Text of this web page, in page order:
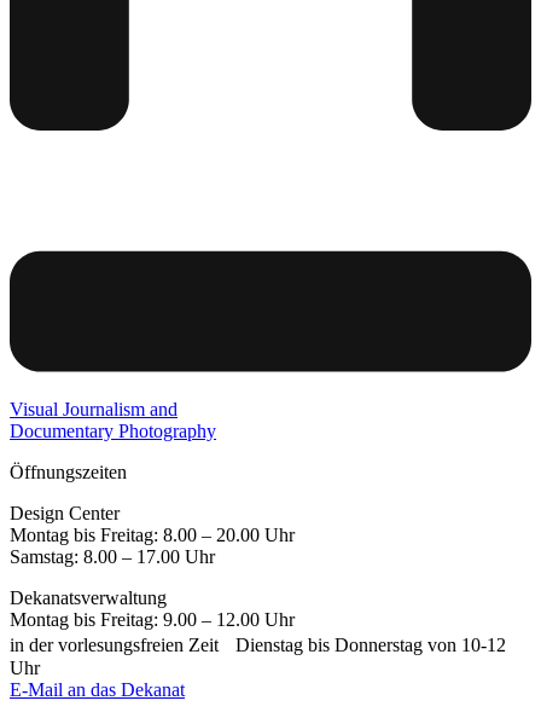
Visual Journalism and
Documentary Photography
Öffnungszeiten
Design Center
Montag bis Freitag: 8.00 – 20.00 Uhr
Samstag: 8.00 – 17.00 Uhr
Dekanatsverwaltung
Montag bis Freitag: 9.00 – 12.00 Uhr
in der vorlesungsfreien Zeit Dienstag bis Donnerstag von 10-12
Uhr
E-Mail an das Dekanat